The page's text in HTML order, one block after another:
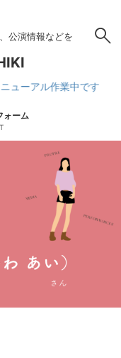
公演情報などを
アル作業中です
ォーム